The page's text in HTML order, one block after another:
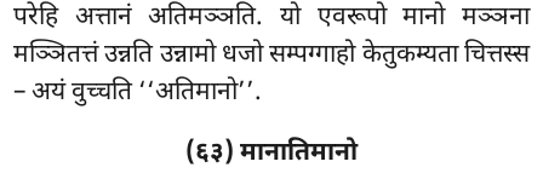
परेहि अत्तानं अतिमञ्ञति. यो एवरूपो मानो मञ्ञना
मञ्ञितत्तं उन्नति उन्नामोधजो सम्पग्गाहो केतुकम्यता चित्तस्स
– अयं वुच्चति ‘‘अतिमानो’’.
(६३) मानातिमानो